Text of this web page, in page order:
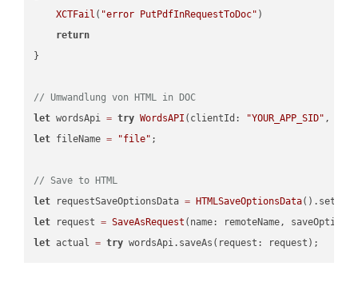
XCTFail ( "error PutPdfInRequestToDoc" )
return
}
// Umwandlung von HTML in DOC
let wordsApi = try WordsAPI (clientId: "YOUR_APP_SID" ,
let fileName = "file" ;
// Save to HTML
let requestSaveOptionsData = HTMLSaveOptionsData
let request = SaveAsRequest (name: remoteName,
let actual = try